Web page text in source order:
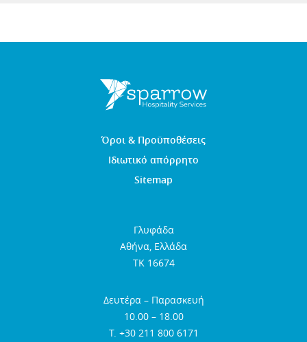
Όροι & Προϋποθέσεις
Ιδιωτικό απόρρητο
Sitemap
Γλυφάδα
Αθήνα, Ελλάδα
TK 16674
Δευτέρα – Παρασκευή
10.00 – 18.00
Τ. +30 211 800 6171